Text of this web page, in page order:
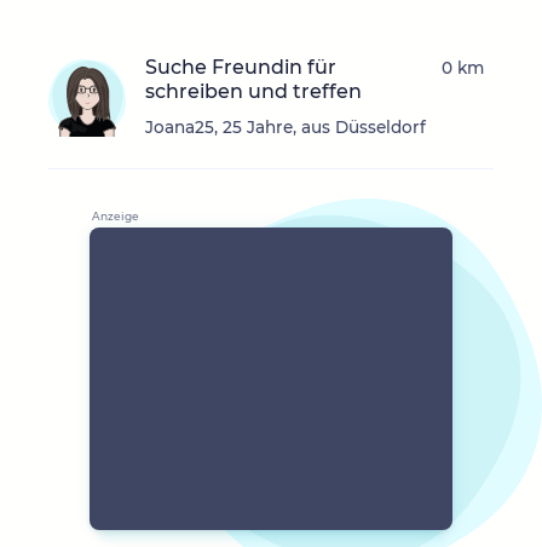
Suche Freundin für
schreiben und treffen
Joana25, 25 Jahre, aus Düsseldorf
0 km